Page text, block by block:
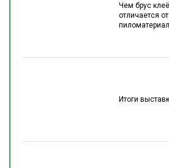
Чем брус
отличается
Итоги